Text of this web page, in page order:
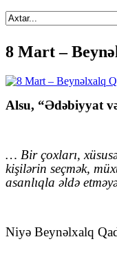
8 Mart –
Alsu, “Ədəbiyyat
… Bir çoxları,
kişilərin seçmək,
asanlıqla əldə
Niyə Beynəlxalq